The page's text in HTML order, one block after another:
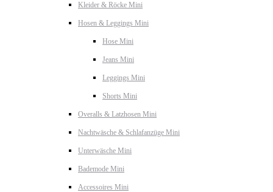
Kleider & Röcke Mini
Hosen & Leggings Mini
Hose Mini
Jeans Mini
Leggings Mini
Shorts Mini
Overalls & Latzhosen Mini
Nachtwäsche & Schlafanzüge Mini
Unterwäsche Mini
Bademode Mini
Accessoires Mini